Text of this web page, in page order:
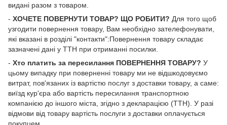
видані разом з товаром.
- ХОЧЕТЕ ПОВЕРНУТИ ТОВАР? ЩО РОБИТИ? Для того щоб
узгодити повернення товару, Вам необхідно зателефонувати,
які вказані в розділі "контакти":Повернення товару складає
зазначені дані у ТТН при отриманні посилки.
- Хто платить за пересилання ПОВЕРНЕННЯ ТОВАРУ? У
цьому випадку при поверненні товару ми не відшкодовуємо
витрат, пов'язаних із вартістю послуг з доставки товару, а саме:
виїзд кур'єра або вартість пересилання транспортною
компанією до іншого міста, згідно з декларацією (ТТН). У разі
відмови від товару вартість послуги з доставки оплачується
покупцем.